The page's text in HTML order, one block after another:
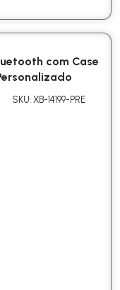
com Case
SKU: XB-14199-PRE